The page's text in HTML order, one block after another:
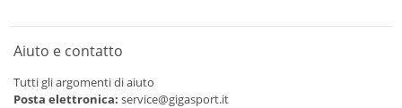
Aiuto e contatto
Tutti gli argomenti di aiuto
Posta elettronica: service@gigasport.it